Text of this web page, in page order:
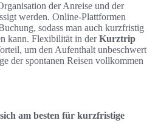
der Anreise und der
werden. Online-Plattformen
sodass man auch kurzfristig
kann. Flexibilität in derKurztrip
um den Aufenthalt unbeschwert
der spontanen Reisen vollkommen
am besten für kurzfristige